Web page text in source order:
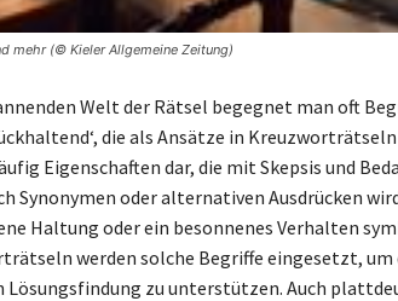
mehr (© Kieler Allgemeine Zeitung)
Welt der Rätsel begegnet man oft
die als Ansätze in
Eigenschaften dar, die mit Skepsis und
Synonymen oder alternativen Ausdrücken
Haltung oder ein besonnenes Verhalten
werden solche Begriffe eingesetzt,
Lösungsfindung zu unterstützen. Auch